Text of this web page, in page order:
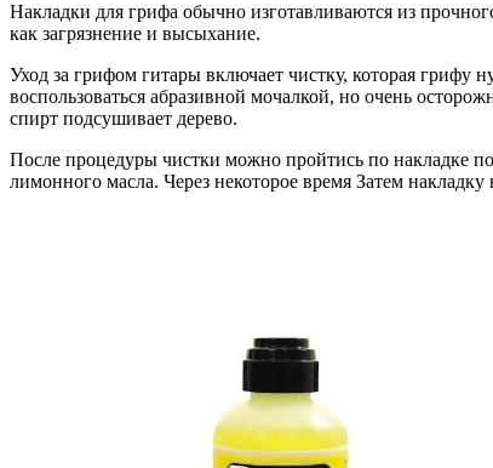
Накладки для грифа обычно изготавливаются из
как загрязнение и высыхание.
Уход за грифом гитары включает чистку, которая грифу
воспользоваться абразивной мочалкой, но очень
спирт подсушивает дерево.
После процедуры чистки можно пройтись по накладке
лимонного масла. Через некоторое время Затем